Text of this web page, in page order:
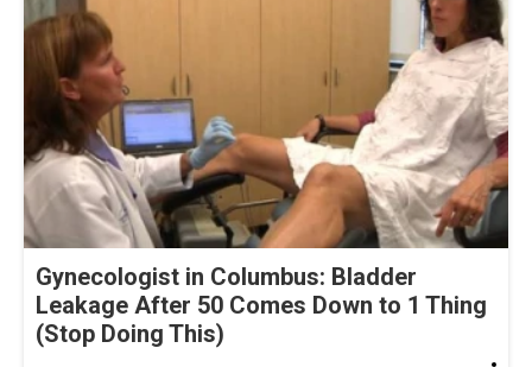
Gynecologist in Columbus: Bladder
Leakage After 50 Comes Down to 1 Thing
(Stop Doing This)